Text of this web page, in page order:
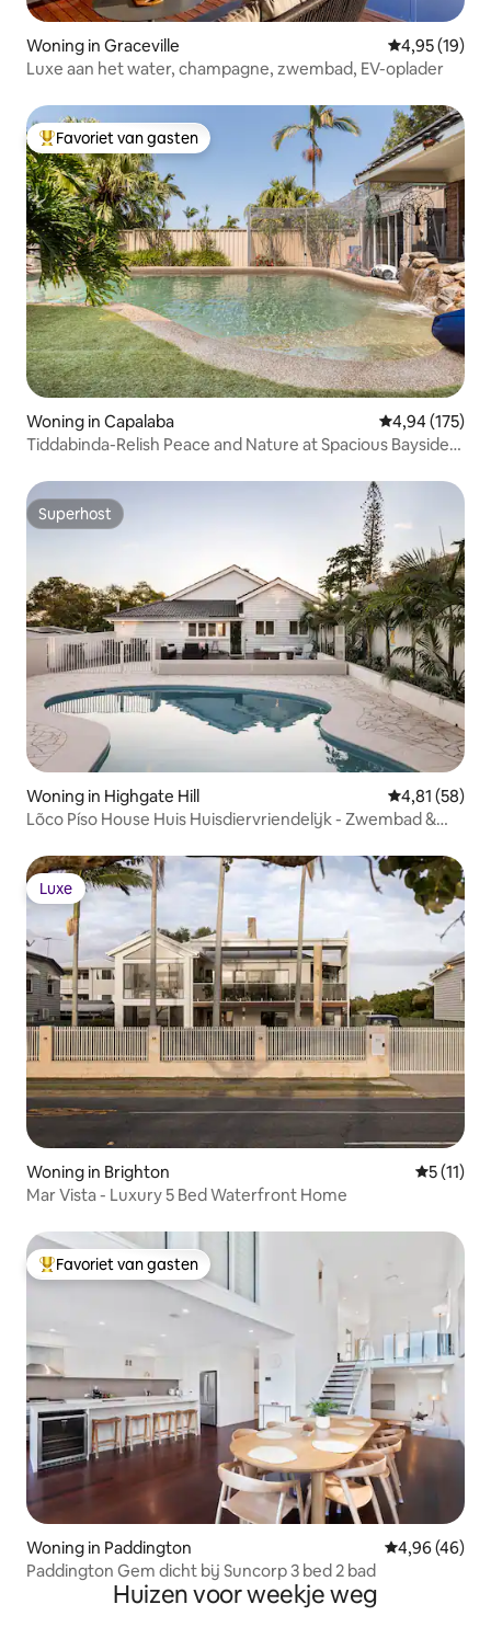
Woning in Graceville Gemiddelde
4,95 (19)
Luxe aan het water, champagne, zwembad, EV-oplader
Topfavoriet van gasten
Favoriet van gasten
Woning in Capalaba Gemiddelde
4,94 (175)
Tiddabinda-Relish Peace and Nature at Spacious Bayside
Superhost
Superhost
Woning in Highgate Hill Gemiddelde
4,81 (58)
Lõco Píso House Huis Huisdiervriendelijk - Zwembad &
Luxe
Luxe
Woning in Brighton
5 (11)
Mar Vista - Luxury 5 Bed Waterfront Home
Topfavoriet van gasten
Favoriet van gasten
Woning in Paddington Gemiddelde
4,96 (46)
Paddington Gem dicht bij Suncorp 3 bed 2 bad
Huizen voor weekje weg